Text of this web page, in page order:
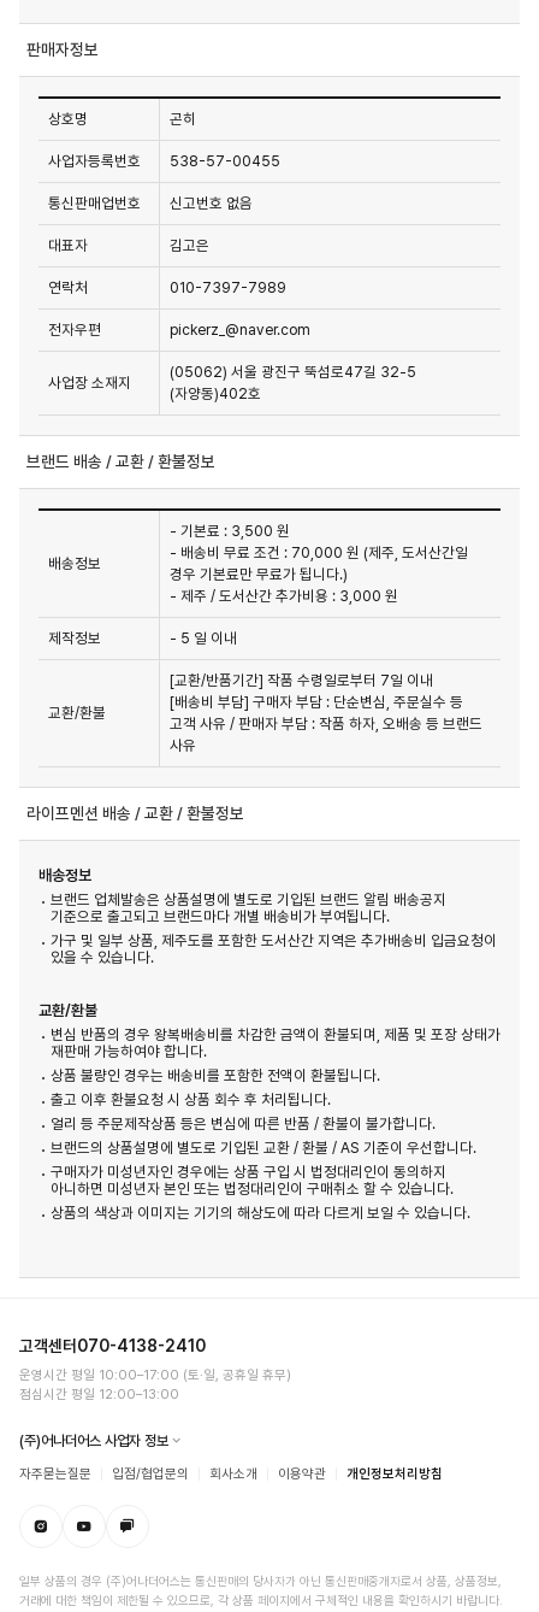
판매자정보
상호명 곤히
사업자등록번호 538-57-00455
통신판매업번호 신고번호 없음
대표자 김고은
연락처 010-7397-7989
전자우편 pickerz_@naver.com
사업장 소재지
(05062) 서울 광진구 뚝섬로47길 32-5
(자양동)402호
브랜드 배송 / 교환 / 환불정보
배송정보
- 기본료 : 3,500 원
- 배송비 무료 조건 : 70,000 원 (제주, 도서산간일
경우 기본료만 무료가 됩니다.)
- 제주 / 도서산간 추가비용 : 3,000 원
제작정보 - 5 일 이내
교환/환불
[교환/반품기간] 작품 수령일로부터 7일 이내
[배송비 부담] 구매자 부담 : 단순변심, 주문실수 등
고객 사유 / 판매자 부담 : 작품 하자, 오배송 등 브랜드
사유
라이프멘션 배송 / 교환 / 환불정보
배송정보
브랜드 업체발송은 상품설명에 별도로 기입된 브랜드 알림 배송공지
기준으로 출고되고 브랜드마다 개별 배송비가 부여됩니다.
가구 및 일부 상품, 제주도를 포함한 도서산간 지역은 추가배송비 입금요청이
있을 수 있습니다.
교환/환불
변심 반품의 경우 왕복배송비를 차감한 금액이 환불되며, 제품 및 포장 상태가
재판매 가능하여야 합니다.
상품 불량인 경우는 배송비를 포함한 전액이 환불됩니다.
출고 이후 환불요청 시 상품 회수 후 처리됩니다.
얼리 등 주문제작상품 등은 변심에 따른 반품 / 환불이 불가합니다.
브랜드의 상품설명에 별도로 기입된 교환 / 환불 / AS 기준이 우선합니다.
구매자가 미성년자인 경우에는 상품 구입 시 법정대리인이 동의하지
아니하면 미성년자 본인 또는 법정대리인이 구매취소 할 수 있습니다.
상품의 색상과 이미지는 기기의 해상도에 따라 다르게 보일 수 있습니다.
고객센터 070-4138-2410
운영시간 평일 10:00–17:00 (토·일, 공휴일 휴무)
점심시간 평일 12:00–13:00
(주)어나더어스 사업자 정보
자주묻는질문 입점/협업문의 회사소개 이용약관 개인정보처리방침
일부 상품의 경우 (주)어나더어스는 통신판매의 당사자가 아닌 통신판매중개자로서 상품, 상품정보,
거래에 대한 책임이 제한될 수 있으므로, 각 상품 페이지에서 구체적인 내용을 확인하시기 바랍니다.